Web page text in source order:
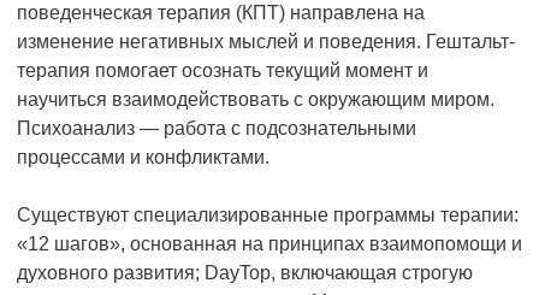
поведенческая терапия (КПТ) направлена на
изменение негативных мыслей и поведения. Гештальт-
терапия помогает осознать текущий момент и
научиться взаимодействовать с окружающим миром.
Психоанализ — работа с подсознательными
процессами и конфликтами.
Существуют специализированные программы терапии:
«12 шагов», основанная на принципах взаимопомощи и
духовного развития; DayTop, включающая строгую